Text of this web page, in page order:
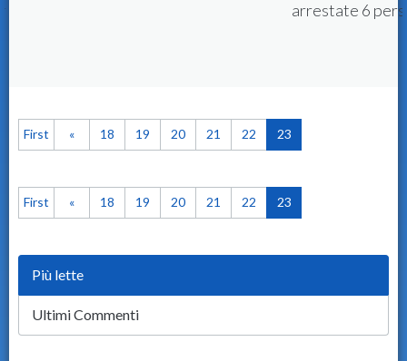
First « 18 19 20 21 22 23
First « 18 19 20 21 22 23
Più lette
Ultimi Commenti